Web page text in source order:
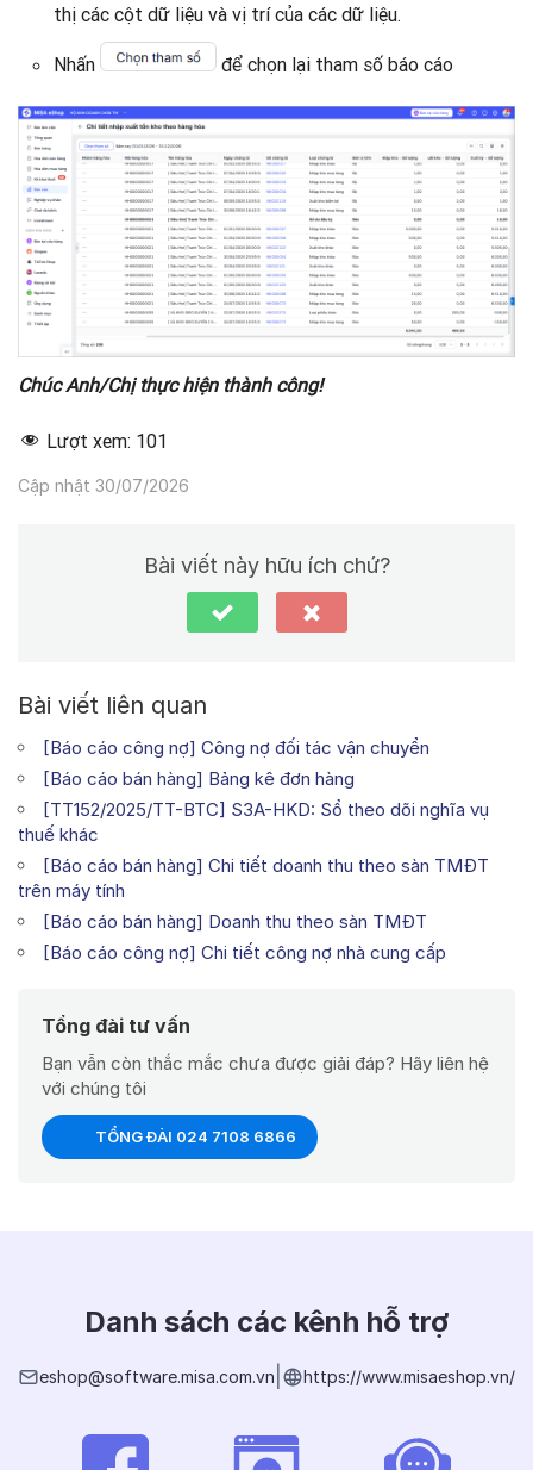
thị các cột dữ liệu và vị trí của các dữ liệu.
Nhấn để chọn lại tham số báo cáo
Chúc Anh/Chị thực hiện thành công!
Lượt xem: 101
Cập nhật 30/07/2026
Bài viết này hữu ích chứ?
Bài viết liên quan
[Báo cáo công nợ] Công nợ đối tác vận chuyển
[Báo cáo bán hàng] Bảng kê đơn hàng
[TT152/2025/TT-BTC] S3A-HKD: Sổ theo dõi nghĩa vụ
thuế khác
[Báo cáo bán hàng] Chi tiết doanh thu theo sàn TMĐT
trên máy tính
[Báo cáo bán hàng] Doanh thu theo sàn TMĐT
[Báo cáo công nợ] Chi tiết công nợ nhà cung cấp
Tổng đài tư vấn
Bạn vẫn còn thắc mắc chưa được giải đáp? Hãy liên hệ
với chúng tôi
TỔNG ĐÀI 024 7108 6866
Danh sách các kênh hỗ trợ
eshop@software.misa.com.vn https://www.misaeshop.vn/